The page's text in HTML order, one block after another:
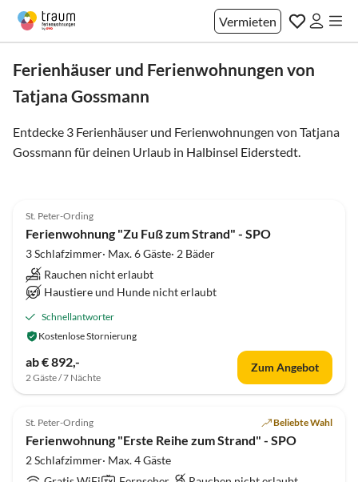
Vermieten
Ferienhäuser und Ferienwohnungen von
Tatjana Gossmann
Entdecke 3 Ferienhäuser und Ferienwohnungen von Tatjana
Gossmann für deinen Urlaub in Halbinsel Eiderstedt.
St. Peter-Ording
Ferienwohnung "Zu Fuß zum Strand" - SPO
3 Schlafzimmer· Max. 6 Gäste· 2 Bäder
Rauchen nicht erlaubt
Haustiere und Hunde nicht erlaubt
Schnellantworter
Kostenlose Stornierung
ab € 892,-
2 Gäste / 7 Nächte
Zum Angebot
Top-Inserat
St. Peter-Ording Beliebte Wahl
Ferienwohnung "Erste Reihe zum Strand" - SPO
2 Schlafzimmer· Max. 4 Gäste